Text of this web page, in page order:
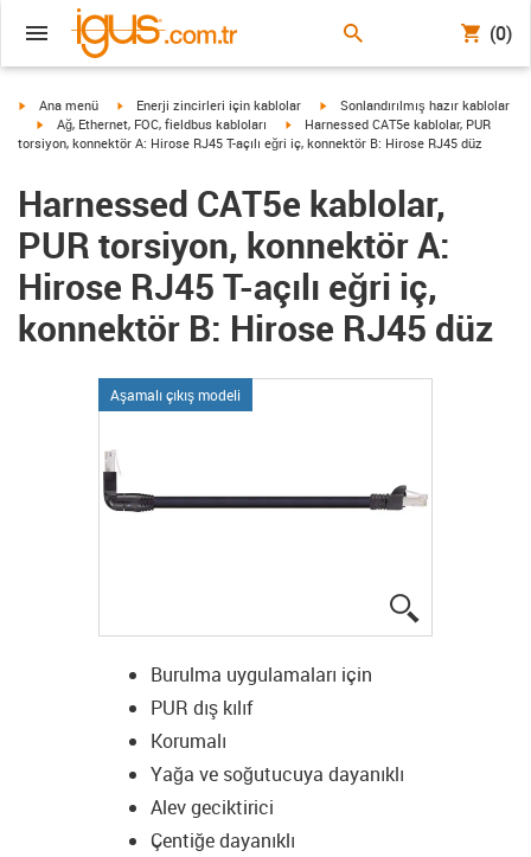
(0)
igus-icon-arrow-right
Ana menü igus-icon-arrow-right
Enerji zincirleri için kablolar igus-icon-arrow-right
Sonlandırılmış hazır kablolar
igus-icon-arrow-right
Ağ, Ethernet, FOC, fieldbus kabloları igus-icon-arrow-right
Harnessed CAT5e kablolar, PUR
torsiyon, konnektör A: Hirose RJ45 T-açılı eğri iç, konnektör B: Hirose RJ45 düz
Harnessed CAT5e kablolar,
PUR torsiyon, konnektör A:
Hirose RJ45 T-açılı eğri iç,
konnektör B: Hirose RJ45 düz
Aşamalı çıkış modeli
Burulma uygulamaları için
PUR dış kılıf
Korumalı
Yağa ve soğutucuya dayanıklı
Alev geciktirici
Çentiğe dayanıklı